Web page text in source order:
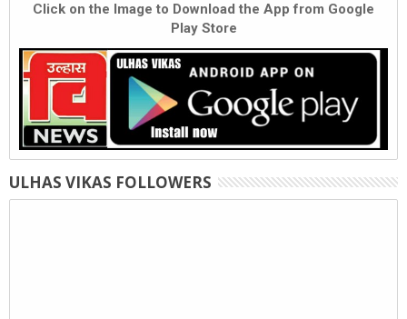
Click on the Image to Download the App from Google
Play Store
ULHAS VIKAS FOLLOWERS